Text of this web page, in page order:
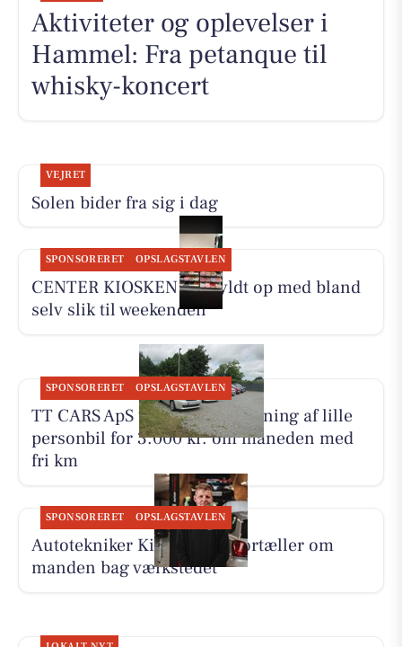
Aktiviteter og oplevelser i
Hammel: Fra petanque til
whisky-koncert
VEJRET
Solen bider fra sig i dag
SPONSORERET OPSLAGSTAVLEN
CENTER KIOSKEN har fyldt op med bland
selv slik til weekenden
SPONSORERET OPSLAGSTAVLEN
TT CARS ApS tilbyder biludlejning af lille
personbil for 3.000 kr. om måneden med
fri km
SPONSORERET OPSLAGSTAVLEN
Autotekniker Kim Skytthe fortæller om
manden bag værkstedet